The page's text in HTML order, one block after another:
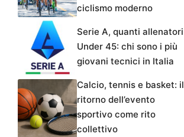
ciclismo moderno
Serie A, quanti allenatori
Under 45: chi sono i più
giovani tecnici in Italia
Calcio, tennis e basket: il
ritorno dell’evento
sportivo come rito
collettivo